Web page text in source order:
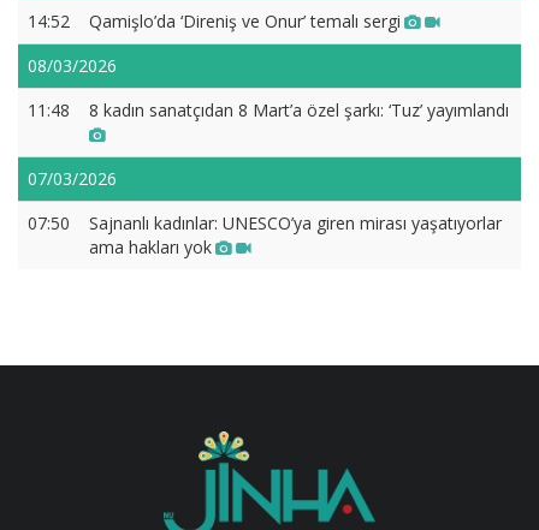
14:52
Qamişlo’da ‘Direniş ve Onur’ temalı sergi
08/03/2026
11:48
8 kadın sanatçıdan 8 Mart’a özel şarkı: ‘Tuz’ yayımlandı
07/03/2026
07:50
Sajnanlı kadınlar: UNESCO’ya giren mirası yaşatıyorlar
ama hakları yok